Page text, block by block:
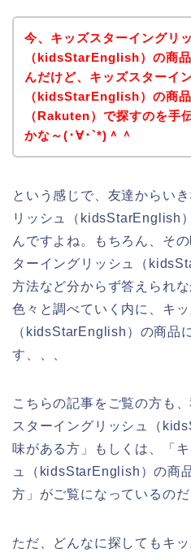
今、キッズスターイングリ
（kidsStarEnglish）の商
んだけど、キッズスターイ
（kidsStarEnglish）の商
（Rakuten）で探すのを手
かな～(･∀･`*)＾＾
という感じで、友達からい
リッシュ（kidsStarEnglish
んですよね。もちろん、そ
ターイングリッシュ（
方法など分からず答えられ
色々と調べていく内に、キ
（kidsStarEnglish）の商品
す、、、
こちらの記事をご覧の方も
スターイングリッシュ（
味がある方」もしくは、「
ュ（kidsStarEnglish）の商
方」がご覧になっているのだ
ただ、どんなに探してもキ